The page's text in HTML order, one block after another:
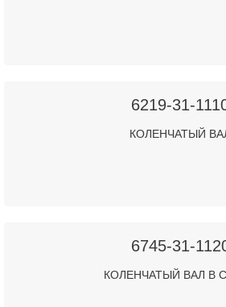
6219-31-
КОЛЕНЧАТЫЙ
6745-31-
КОЛЕНЧАТЫЙ ВАЛ В